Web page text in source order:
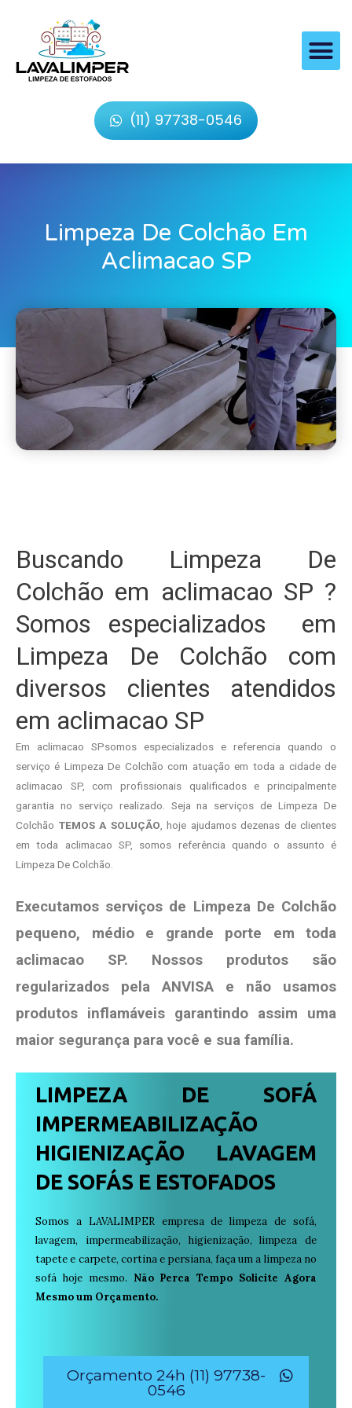
(11) 97738-0546
Limpeza De Colchão Em
Aclimacao SP
Buscando Limpeza De
Colchão em aclimacao SP ?
Somos especializados em
Limpeza De Colchão com
diversos clientes atendidos
em aclimacao SP
Em aclimacao SPsomos especializados e referencia quando o
serviço é Limpeza De Colchão com atuação em toda a cidade de
aclimacao SP, com profissionais qualificados e principalmente
garantia no serviço realizado. Seja na serviços de Limpeza De
Colchão TEMOS A SOLUÇÃO , hoje ajudamos dezenas de clientes
em toda aclimacao SP, somos referência quando o assunto é
Limpeza De Colchão.
Executamos serviços de Limpeza De Colchão
pequeno, médio e grande porte em toda
aclimacao SP. Nossos produtos são
regularizados pela ANVISA e não usamos
produtos inflamáveis garantindo assim uma
maior segurança para você e sua família.
LIMPEZA DE SOFÁ
IMPERMEABILIZAÇÃO
HIGIENIZAÇÃO LAVAGEM
DE SOFÁS E ESTOFADOS
Somos a LAVALIMPER empresa de limpeza de sofá,
lavagem, impermeabilização, higienização, limpeza de
tapete e carpete, cortina e persiana, faça um a limpeza no
sofá hoje mesmo. Não Perca Tempo Solicite Agora
Mesmo um Orçamento.
Orçamento 24h (11) 97738-
0546